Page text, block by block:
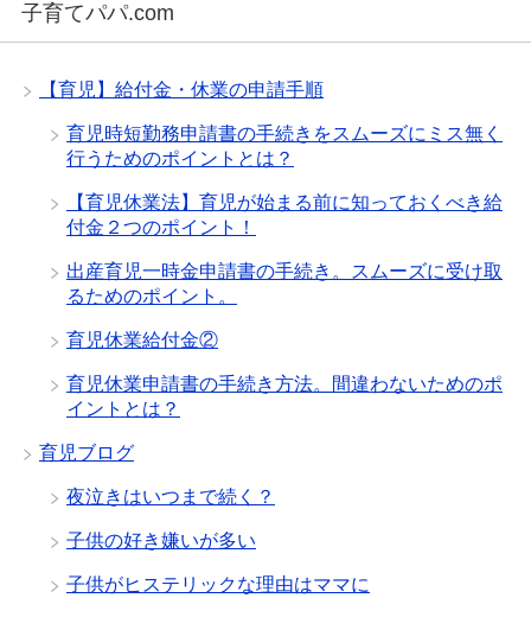
子育てパパ.com
【育児】給付金・休業の申請手順
育児時短勤務申請書の手続きをスムーズにミス無く
行うためのポイントとは？
【育児休業法】育児が始まる前に知っておくべき給
付金２つのポイント！
出産育児一時金申請書の手続き。スムーズに受け取
るためのポイント。
育児休業給付金②
育児休業申請書の手続き方法。間違わないためのポ
イントとは？
育児ブログ
夜泣きはいつまで続く？
子供の好き嫌いが多い
子供がヒステリックな理由はママに